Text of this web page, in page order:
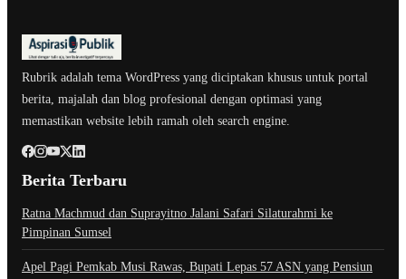
Rubrik adalah tema WordPress yang diciptakan khusus untuk portal
berita, majalah dan blog profesional dengan optimasi yang
memastikan website lebih ramah oleh search engine.
Berita Terbaru
Ratna Machmud dan Suprayitno Jalani Safari Silaturahmi ke
Pimpinan Sumsel
Apel Pagi Pemkab Musi Rawas, Bupati Lepas 57 ASN yang Pensiun